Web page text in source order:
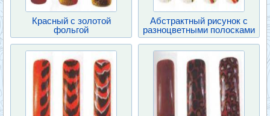
Красный с золотой
фольгой
Абстрактный рисунок с
разноцветными полосками